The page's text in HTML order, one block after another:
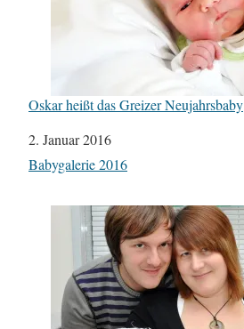
Oskar heißt das Greizer Neujahrsbaby
Datum
2. Januar 2016
In Bezug auf
Babygalerie 2016